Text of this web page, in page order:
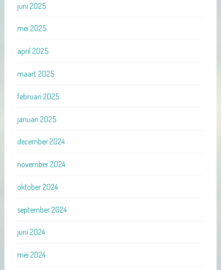
juni 2025
mei 2025
april 2025
maart 2025
februari 2025
januari 2025
december 2024
november 2024
oktober 2024
september 2024
juni 2024
mei 2024